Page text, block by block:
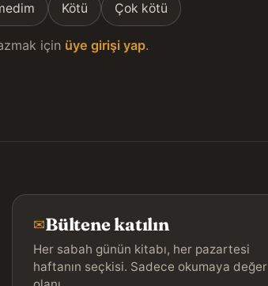
Kötü Çok kötü
için üye girişi yap.
✉Bültene katılın
Her sabah günün kitabı, her pazartesi
haftanın seçkisi. Sadece okumaya değer